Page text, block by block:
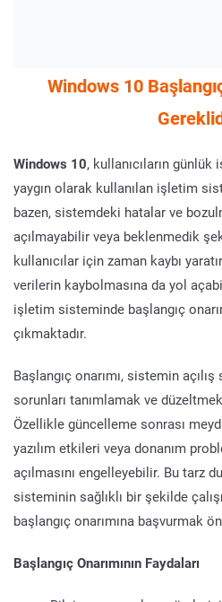
Windows 10
Windows 10, kullanıcıların
yaygın olarak kullanılan işletim
bazen, sistemdeki hatalar ve
açılmayabilir veya beklenmedik
kullanıcılar için zaman kaybı
verilerin kaybolmasına da yol
işletim sisteminde başlangıç
çıkmaktadır.
Başlangıç onarımı, sistemin
sorunları tanımlamak ve
Özellikle güncelleme sonrası
yazılım etkileri veya donanım
açılmasını engelleyebilir. Bu tarz
sisteminin sağlıklı bir şekilde
başlangıç onarımına başvurmak
Başlangıç Onarımının Faydaları